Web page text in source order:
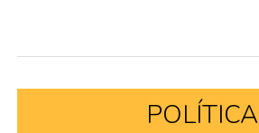
POLÍTICA